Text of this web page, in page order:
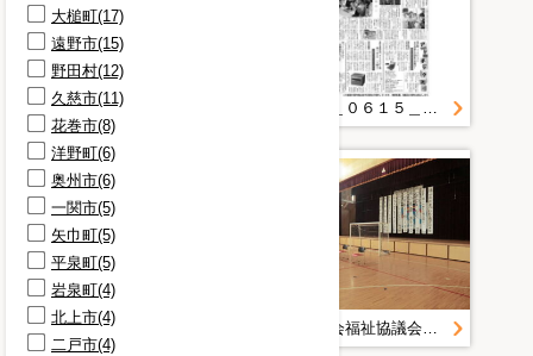
ペン(8)
審査体制(8)
島越(8)
復興基本計画(8)
大槌町(17)
遠野市(15)
野田村(12)
久慈市(11)
花巻市(8)
洋野町(6)
奥州市(6)
一関市(5)
矢巾町(5)
平泉町(5)
岩泉町(4)
北上市(4)
二戸市(4)
２０１１＿０６１５＿２２＿体動かし元気保とう 特養施設で高齢者交流 田野畑
山田町社会福祉協議会＿災害復旧・復興活動写真＿２０１１０７１４清水エスパルスサッカー交流＿静岡県社協＿山田中学校